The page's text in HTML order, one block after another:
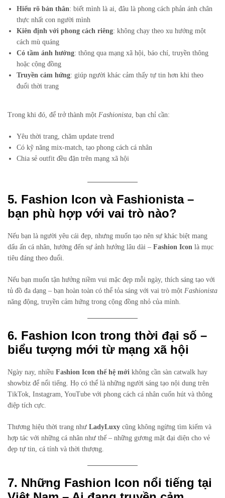
Hiểu rõ bản thân: biết mình là ai, đâu là phong cách phản ánh chân
thực nhất con người mình
Kiên định với phong cách riêng: không chạy theo xu hướng một
cách mù quáng
Có tầm ảnh hưởng: thông qua mạng xã hội, báo chí, truyền thông
hoặc cộng đồng
Truyền cảm hứng: giúp người khác cảm thấy tự tin hơn khi theo
đuổi thời trang
Trong khi đó, để trở thành một Fashionista, bạn chỉ cần:
Yêu thời trang, chăm update trend
Có kỹ năng mix-match, tạo phong cách cá nhân
Chia sẻ outfit đều đặn trên mạng xã hội
5. Fashion Icon và Fashionista –
bạn phù hợp với vai trò nào?
Nếu bạn là người yêu cái đẹp, nhưng muốn tạo nên sự khác biệt mang
dấu ấn cá nhân, hướng đến sự ảnh hưởng lâu dài – Fashion Icon là mục
tiêu đáng theo đuổi.
Nếu bạn muốn tận hưởng niềm vui mặc đẹp mỗi ngày, thích sáng tạo với
tủ đồ đa dạng – bạn hoàn toàn có thể tỏa sáng với vai trò một Fashionista
năng động, truyền cảm hứng trong cộng đồng nhỏ của mình.
6. Fashion Icon trong thời đại số –
biểu tượng mới từ mạng xã hội
Ngày nay, nhiều Fashion Icon thế hệ mới không cần sàn catwalk hay
showbiz để nổi tiếng. Họ có thể là những người sáng tạo nội dung trên
TikTok, Instagram, YouTube với phong cách cá nhân cuốn hút và thông
điệp tích cực.
Thương hiệu thời trang như LadyLuxy cũng không ngừng tìm kiếm và
hợp tác với những cá nhân như thế – những gương mặt đại diện cho vẻ
đẹp tự tin, cá tính và thời thượng.
7. Những Fashion Icon nổi tiếng tại